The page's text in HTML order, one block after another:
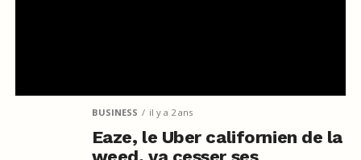
BUSINESS il y a 2 ans
Eaze, le Uber californien de la